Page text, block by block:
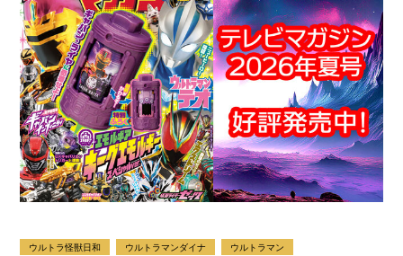
ウルトラ怪獣日和 ウルトラマンダイナ ウルトラマン